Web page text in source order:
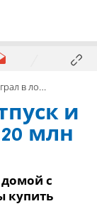
млн шекелей
и
млн
домой с
купить